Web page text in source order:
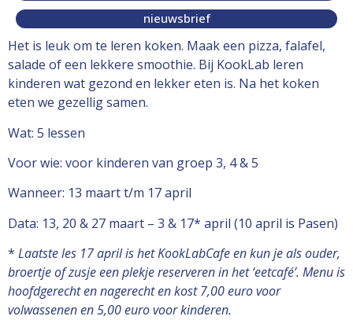
nieuwsbrief
Het is leuk om te leren koken. Maak een pizza, falafel,
salade of een lekkere smoothie. Bij KookLab leren
kinderen wat gezond en lekker eten is. Na het koken
eten we gezellig samen.
Wat: 5 lessen
Voor wie: voor kinderen van groep 3, 4 & 5
Wanneer: 13 maart t/m 17 april
Data: 13, 20 & 27 maart – 3 & 17* april (10 april is Pasen)
* Laatste les 17 april is het KookLabCafe en kun je als ouder,
broertje of zusje een plekje reserveren in het ‘eetcafé’. Menu is
hoofdgerecht en nagerecht en kost 7,00 euro voor
volwassenen en 5,00 euro voor kinderen.